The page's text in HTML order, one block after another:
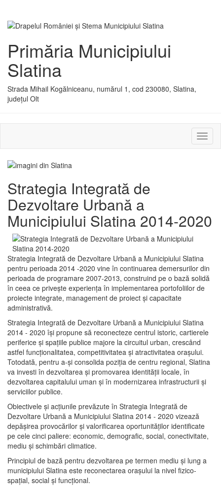
Primăria Municipiului
Slatina
Strada Mihail Kogălniceanu, numărul 1, cod 230080, Slatina,
județul Olt
sau
Strategia Integrată de
Dezvoltare Urbană a
Municipiului Slatina 2014-2020
Strategia Integrată de Dezvoltare Urbană a Municipiului Slatina
pentru perioada 2014 -2020 vine în continuarea demersurilor din
perioada de programare 2007-2013, construind pe o bază solidă
în ceea ce priveşte experienţa în implementarea portofoliilor de
proiecte integrate, management de proiect și capacitate
administrativă.
Strategia Integrată de Dezvoltare Urbană a Municipiului Slatina
2014 - 2020 își propune să reconecteze centrul istoric, cartierele
periferice şi spaţiile publice majore la circuitul urban, crescând
astfel funcţionalitatea, competitivitatea şi atractivitatea oraşului.
Totodată, pentru a-şi consolida poziţia de centru regional, Slatina
va investi în dezvoltarea şi promovarea identităţii locale, în
dezvoltarea capitalului uman şi în modernizarea infrastructurii şi
serviciilor publice.
Obiectivele şi acţiunile prevăzute în Strategia Integrată de
Dezvoltare Urbană a Municipiului Slatina 2014 - 2020 vizează
depășirea provocărilor şi valorificarea oportunităţilor identificate
pe cele cinci paliere: economic, demografic, social, conectivitate,
mediu şi schimbări climatice.
Principiul de bază pentru dezvoltarea pe termen mediu şi lung a
municipiului Slatina este reconectarea oraşului la nivel fizico-
spaţial, social şi funcţional.